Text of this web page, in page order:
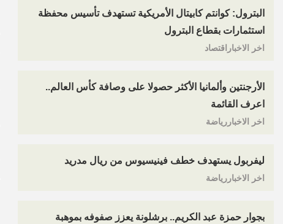
البترول: كوانتم كابيتال الأمريكية تستهدف تأسيس محفظة
استثمارات بقطاع البترول
اخر الاخباراقتصاد
الأرجنتين وألمانيا الأكثر حصولا على وصافة كأس العالم..
اعرف القائمة
اخر الاخباررياضة
ليفربول يستهدف خطف فينيسيوس من ريال مدريد
اخر الاخباررياضة
بجوار حمزة عبد الكريم.. برشلونة يعزز صفوفه بموهبة